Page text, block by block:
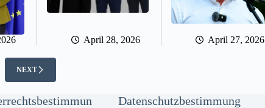
April 28, 2026 April 27, 2026
NEXT
Datenschutzbestimmung